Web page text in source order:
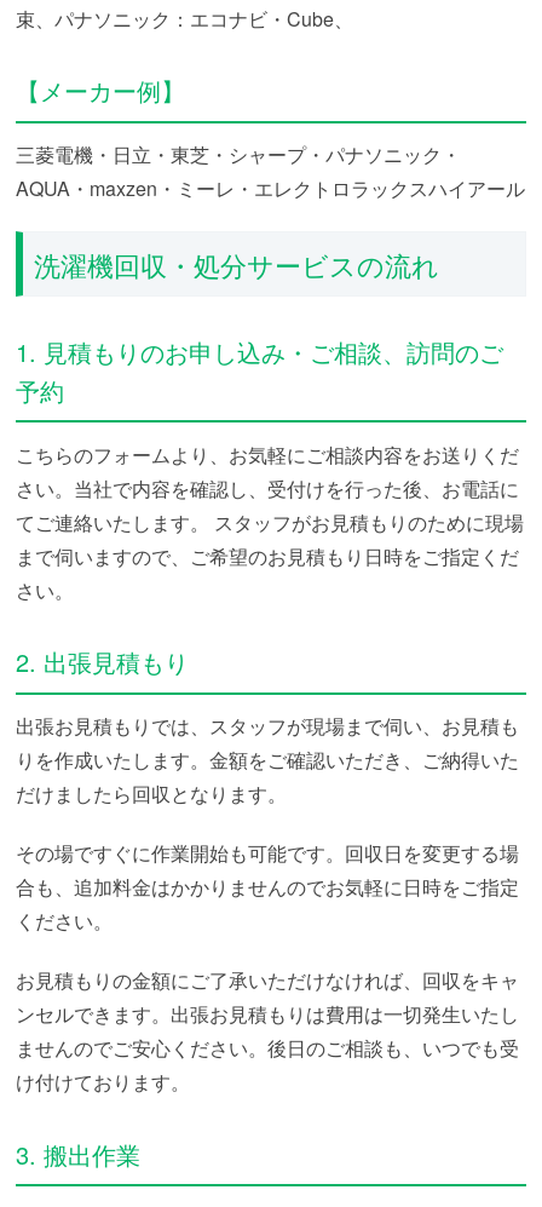
束、パナソニック：エコナビ・Cube、
【メーカー例】
三菱電機・日立・東芝・シャープ・パナソニック・
AQUA・maxzen・ミーレ・エレクトロラックスハイアール
洗濯機回収・処分サービスの流れ
1. 見積もりのお申し込み・ご相談、訪問のご
予約
こちらのフォームより、お気軽にご相談内容をお送りくだ
さい。当社で内容を確認し、受付けを行った後、お電話に
てご連絡いたします。
スタッフがお見積もりのために現場
まで伺いますので、ご希望のお見積もり日時をご指定くだ
さい。
2. 出張見積もり
出張お見積もりでは、スタッフが現場まで伺い、お見積も
りを作成いたします。金額をご確認いただき、ご納得いた
だけましたら回収となります。
その場ですぐに作業開始も可能です。回収日を変更する場
合も、追加料金はかかりませんのでお気軽に日時をご指定
ください。
お見積もりの金額にご了承いただけなければ、回収をキャ
ンセルできます。出張お見積もりは費用は一切発生いたし
ませんのでご安心ください。後日のご相談も、いつでも受
け付けております。
3. 搬出作業